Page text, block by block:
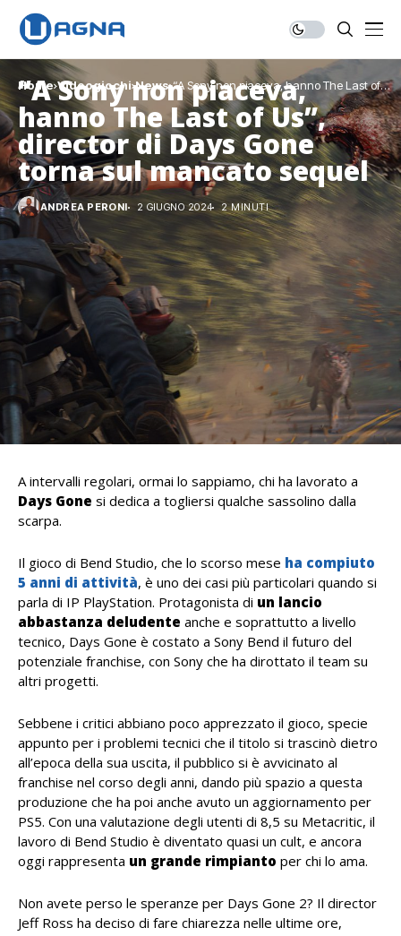
Home Videogiochi News “A Sony non piaceva, hanno The Last of
Us”, director di Days Gone torna sul
mancato sequel
“A Sony non piaceva,
hanno The Last of Us”,
director di Days Gone
torna sul mancato sequel
ANDREA PERONI 2 GIUGNO 2024 2 MINUTI
A intervalli regolari, ormai lo sappiamo, chi ha lavorato a
Days Gone si dedica a togliersi qualche sassolino dalla
scarpa.
Il gioco di Bend Studio, che lo scorso mese ha compiuto
5 anni di attività, è uno dei casi più particolari quando si
parla di IP PlayStation. Protagonista di un lancio
abbastanza deludente anche e soprattutto a livello
tecnico, Days Gone è costato a Sony Bend il futuro del
potenziale franchise, con Sony che ha dirottato il team su
altri progetti.
Sebbene i critici abbiano poco apprezzato il gioco, specie
appunto per i problemi tecnici che il titolo si trascinò dietro
all’epoca della sua uscita, il pubblico si è avvicinato al
franchise nel corso degli anni, dando più spazio a questa
produzione che ha poi anche avuto un aggiornamento per
PS5. Con una valutazione degli utenti di 8,5 su Metacritic, il
lavoro di Bend Studio è diventato quasi un cult, e ancora
oggi rappresenta un grande rimpianto per chi lo ama.
Non avete perso le speranze per Days Gone 2? Il director
Jeff Ross ha deciso di fare chiarezza nelle ultime ore,